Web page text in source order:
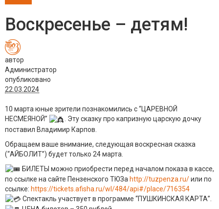
Воскресенье – детям!
автор
Администратор
опубликовано
22.03.2024
10 марта юные зрители познакомились с “ЦАРЕВНОЙ
НЕСМЕЯНОЙ”
. Эту сказку про капризную царскую дочку
поставил Владимир Карпов.
Обращаем ваше внимание, следующая воскресная сказка
(“АЙБОЛИТ”) будет только 24 марта.
БИЛЕТЫ можно приобрести перед началом показа в кассе,
по ссылке на сайте Пензенского ТЮЗа http://tuzpenza.ru/или по
ссылке: https://tickets.afisha.ru/wl/484/api#/place/716354
Спектакль участвует в программе “ПУШКИНСКАЯ КАРТА”.